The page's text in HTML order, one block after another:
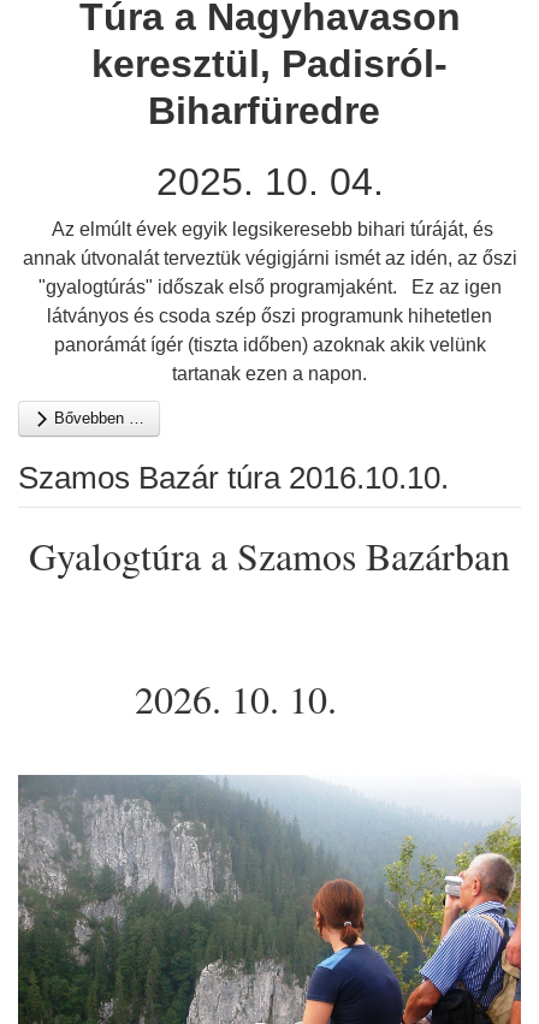
Túra a Nagyhavason
keresztül, Padisról-
Biharfüredre
2025. 10. 04.
Az elmúlt évek egyik legsikeresebb bihari túráját, és
annak útvonalát terveztük végigjárni ismét az idén, az őszi
"gyalogtúrás" időszak első programjaként.
Ez az igen
látványos és csoda szép őszi programunk hihetetlen
panorámát ígér (tiszta időben) azoknak akik velünk
tartanak ezen a napon.
Bővebben …
Szamos Bazár túra 2016.10.10.
Gyalogtúra a Szamos Bazárban
2026. 10. 10.